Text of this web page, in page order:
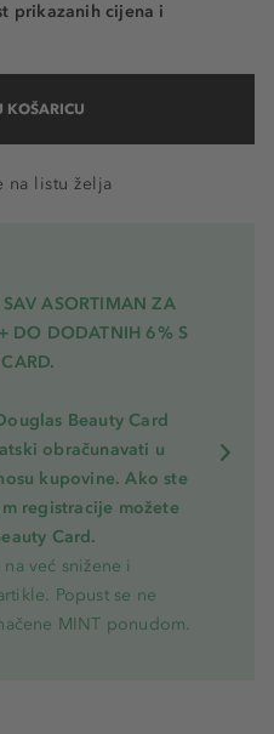
prikazanih cijena i
KOŠARICU
na listu želja
ASORTIMAN ZA
DO DODATNIH 6% S
Beauty Card
obračunavati u
kupovine. Ako ste
registracije možete
Card.
već snižene i
Popust se ne
MINT ponudom.